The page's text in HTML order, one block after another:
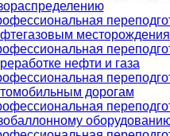
нефти и газа
дорогам